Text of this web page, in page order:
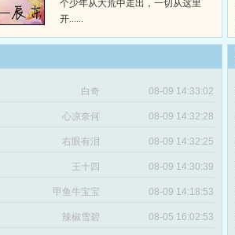
个少年从大荒中走出，一切从这里
开......
白奇 08-09 14:33:02
心凉奈何 08-09 14:32:28
右眼有泪 08-09 14:32:25
王十四 08-09 14:30:39
甲鱼牛宝宝 08-09 14:18:53
辣椒雪碧 08-05 16:02:53